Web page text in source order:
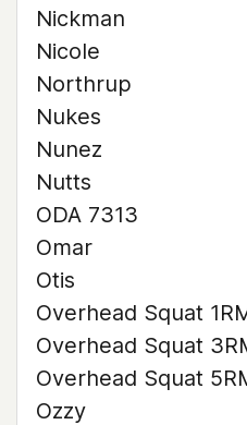
Nickman
Nicole
Northrup
Nukes
Nunez
Nutts
ODA 7313
Omar
Otis
Overhead Squat
Overhead Squat
Overhead Squat
Ozzy